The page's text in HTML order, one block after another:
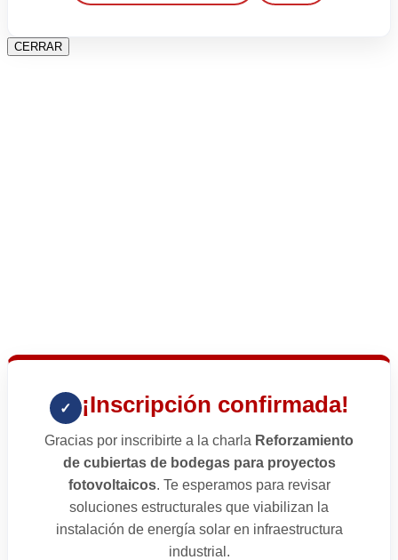
CERRAR
✓ ¡Inscripción confirmada!
Gracias por inscribirte a la charla Reforzamiento
de cubiertas de bodegas para proyectos
fotovoltaicos. Te esperamos para revisar
soluciones estructurales que viabilizan la
instalación de energía solar en infraestructura
industrial.